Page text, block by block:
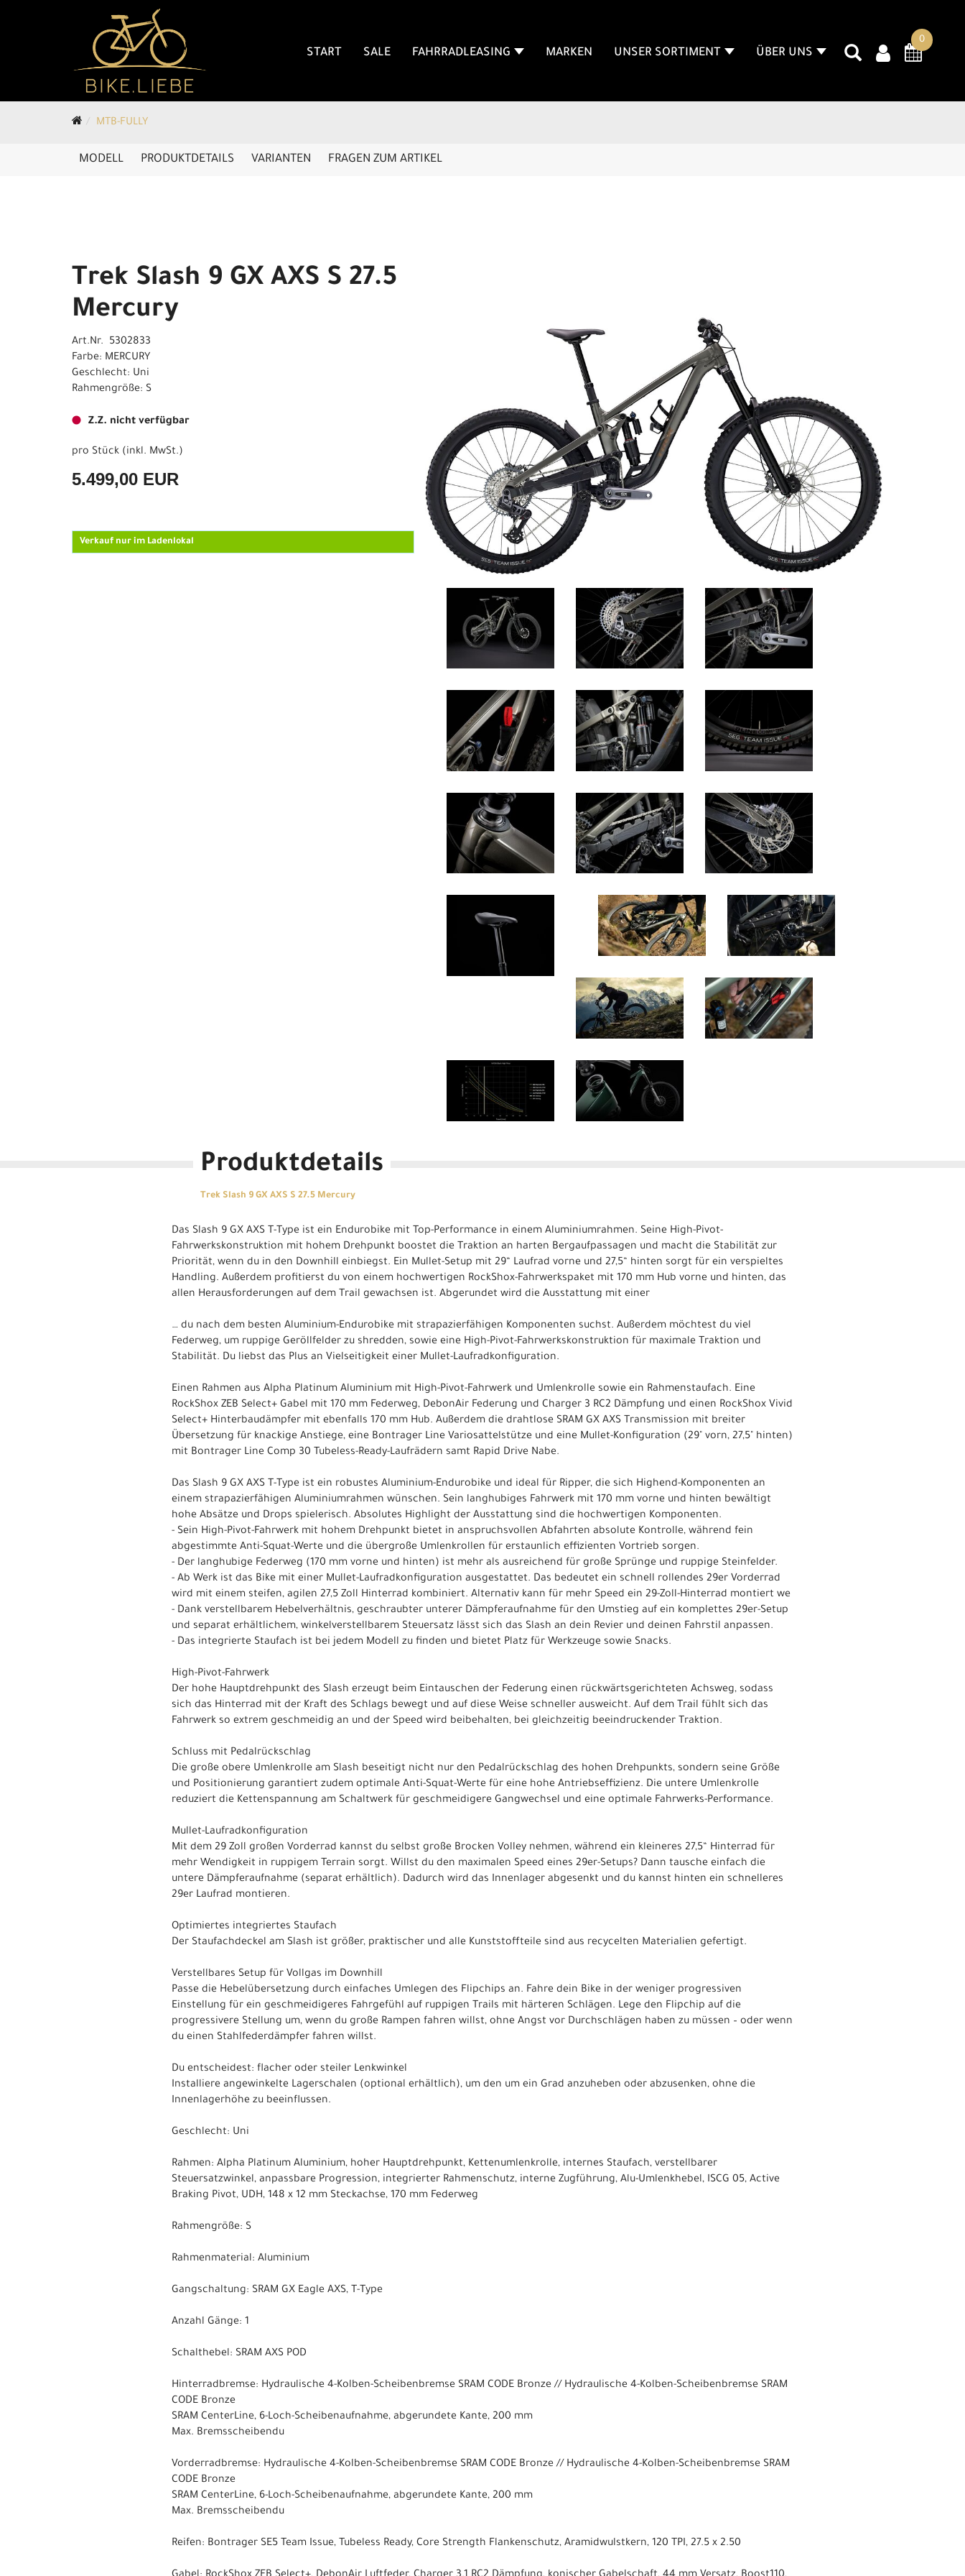
0
START SALE FAHRRADLEASING MARKEN UNSER SORTIMENT ÜBER UNS
MTB-FULLY
MODELL PRODUKTDETAILS VARIANTEN FRAGEN ZUM ARTIKEL
Trek Slash 9 GX AXS S 27.5
Mercury
Art.Nr. 5302833
Farbe: MERCURY
Geschlecht: Uni
Rahmengröße: S
Z.Z. nicht verfügbar
pro Stück (inkl. MwSt.)
5.499,00 EUR
Verkauf nur im Ladenlokal
Produktdetails
Trek Slash 9 GX AXS S 27.5 Mercury
Das Slash 9 GX AXS T-Type ist ein Endurobike mit Top-Performance in einem Aluminiumrahmen. Seine High-Pivot-
Fahrwerkskonstruktion mit hohem Drehpunkt boostet die Traktion an harten Bergaufpassagen und macht die Stabilität zur
Priorität, wenn du in den Downhill einbiegst. Ein Mullet-Setup mit 29“ Laufrad vorne und 27,5“ hinten sorgt für ein verspieltes
Handling. Außerdem profitierst du von einem hochwertigen RockShox-Fahrwerkspaket mit 170 mm Hub vorne und hinten, das
allen Herausforderungen auf dem Trail gewachsen ist. Abgerundet wird die Ausstattung mit einer
… du nach dem besten Aluminium-Endurobike mit strapazierfähigen Komponenten suchst. Außerdem möchtest du viel
Federweg, um ruppige Geröllfelder zu shredden, sowie eine High-Pivot-Fahrwerkskonstruktion für maximale Traktion und
Stabilität. Du liebst das Plus an Vielseitigkeit einer Mullet-Laufradkonfiguration.
Einen Rahmen aus Alpha Platinum Aluminium mit High-Pivot-Fahrwerk und Umlenkrolle sowie ein Rahmenstaufach. Eine
RockShox ZEB Select+ Gabel mit 170 mm Federweg, DebonAir Federung und Charger 3 RC2 Dämpfung und einen RockShox Vivid
Select+ Hinterbaudämpfer mit ebenfalls 170 mm Hub. Außerdem die drahtlose SRAM GX AXS Transmission mit breiter
Übersetzung für knackige Anstiege, eine Bontrager Line Variosattelstütze und eine Mullet-Konfiguration (29" vorn, 27,5" hinten)
mit Bontrager Line Comp 30 Tubeless-Ready-Laufrädern samt Rapid Drive Nabe.
Das Slash 9 GX AXS T-Type ist ein robustes Aluminium-Endurobike und ideal für Ripper, die sich Highend-Komponenten an
einem strapazierfähigen Aluminiumrahmen wünschen. Sein langhubiges Fahrwerk mit 170 mm vorne und hinten bewältigt
hohe Absätze und Drops spielerisch. Absolutes Highlight der Ausstattung sind die hochwertigen Komponenten.
- Sein High-Pivot-Fahrwerk mit hohem Drehpunkt bietet in anspruchsvollen Abfahrten absolute Kontrolle, während fein
abgestimmte Anti-Squat-Werte und die übergroße Umlenkrollen für erstaunlich effizienten Vortrieb sorgen.
- Der langhubige Federweg (170 mm vorne und hinten) ist mehr als ausreichend für große Sprünge und ruppige Steinfelder.
- Ab Werk ist das Bike mit einer Mullet-Laufradkonfiguration ausgestattet. Das bedeutet ein schnell rollendes 29er Vorderrad
wird mit einem steifen, agilen 27,5 Zoll Hinterrad kombiniert. Alternativ kann für mehr Speed ein 29-Zoll-Hinterrad montiert we
- Dank verstellbarem Hebelverhältnis, geschraubter unterer Dämpferaufnahme für den Umstieg auf ein komplettes 29er-Setup
und separat erhältlichem, winkelverstellbarem Steuersatz lässt sich das Slash an dein Revier und deinen Fahrstil anpassen.
- Das integrierte Staufach ist bei jedem Modell zu finden und bietet Platz für Werkzeuge sowie Snacks.
High-Pivot-Fahrwerk
Der hohe Hauptdrehpunkt des Slash erzeugt beim Eintauschen der Federung einen rückwärtsgerichteten Achsweg, sodass
sich das Hinterrad mit der Kraft des Schlags bewegt und auf diese Weise schneller ausweicht. Auf dem Trail fühlt sich das
Fahrwerk so extrem geschmeidig an und der Speed wird beibehalten, bei gleichzeitig beeindruckender Traktion.
Schluss mit Pedalrückschlag
Die große obere Umlenkrolle am Slash beseitigt nicht nur den Pedalrückschlag des hohen Drehpunkts, sondern seine Größe
und Positionierung garantiert zudem optimale Anti-Squat-Werte für eine hohe Antriebseffizienz. Die untere Umlenkrolle
reduziert die Kettenspannung am Schaltwerk für geschmeidigere Gangwechsel und eine optimale Fahrwerks-Performance.
Mullet-Laufradkonfiguration
Mit dem 29 Zoll großen Vorderrad kannst du selbst große Brocken Volley nehmen, während ein kleineres 27,5“ Hinterrad für
mehr Wendigkeit in ruppigem Terrain sorgt. Willst du den maximalen Speed eines 29er-Setups? Dann tausche einfach die
untere Dämpferaufnahme (separat erhältlich). Dadurch wird das Innenlager abgesenkt und du kannst hinten ein schnelleres
29er Laufrad montieren.
Optimiertes integriertes Staufach
Der Staufachdeckel am Slash ist größer, praktischer und alle Kunststoffteile sind aus recycelten Materialien gefertigt.
Verstellbares Setup für Vollgas im Downhill
Passe die Hebelübersetzung durch einfaches Umlegen des Flipchips an. Fahre dein Bike in der weniger progressiven
Einstellung für ein geschmeidigeres Fahrgefühl auf ruppigen Trails mit härteren Schlägen. Lege den Flipchip auf die
progressivere Stellung um, wenn du große Rampen fahren willst, ohne Angst vor Durchschlägen haben zu müssen – oder wenn
du einen Stahlfederdämpfer fahren willst.
Du entscheidest: flacher oder steiler Lenkwinkel
Installiere angewinkelte Lagerschalen (optional erhältlich), um den um ein Grad anzuheben oder abzusenken, ohne die
Innenlagerhöhe zu beeinflussen.
Geschlecht: Uni
Rahmen: Alpha Platinum Aluminium, hoher Hauptdrehpunkt, Kettenumlenkrolle, internes Staufach, verstellbarer
Steuersatzwinkel, anpassbare Progression, integrierter Rahmenschutz, interne Zugführung, Alu-Umlenkhebel, ISCG 05, Active
Braking Pivot, UDH, 148 x 12 mm Steckachse, 170 mm Federweg
Rahmengröße: S
Rahmenmaterial: Aluminium
Gangschaltung: SRAM GX Eagle AXS, T-Type
Anzahl Gänge: 1
Schalthebel: SRAM AXS POD
Hinterradbremse: Hydraulische 4-Kolben-Scheibenbremse SRAM CODE Bronze // Hydraulische 4-Kolben-Scheibenbremse SRAM
CODE Bronze
SRAM CenterLine, 6-Loch-Scheibenaufnahme, abgerundete Kante, 200 mm
Max. Bremsscheibendu
Vorderradbremse: Hydraulische 4-Kolben-Scheibenbremse SRAM CODE Bronze // Hydraulische 4-Kolben-Scheibenbremse SRAM
CODE Bronze
SRAM CenterLine, 6-Loch-Scheibenaufnahme, abgerundete Kante, 200 mm
Max. Bremsscheibendu
Reifen: Bontrager SE5 Team Issue, Tubeless Ready, Core Strength Flankenschutz, Aramidwulstkern, 120 TPI, 27.5 x 2.50